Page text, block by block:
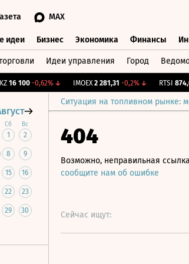
MAX
идеи Бизнес Экономика Финансы
Идеи управления Город
100 -0,62%↓ IMOEX 2 281,31 -0,2%↓ RTSI 874,64
Ситуация на топливном рынке:
Сб Вс
1 2
8 9
15 16
22 23
29 30
404
Возможно, неправильная
сообщите нам об ошибке
Сейчас ищут: